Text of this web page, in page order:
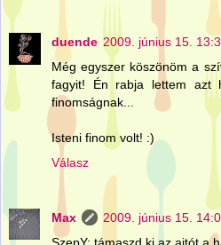
duende 2009. június 15.
Még egyszer köszönöm a
fagyit! Én rabja lettem azt
finomságnak...
Isteni finom volt! :)
Válasz
Max
2009. június 15.